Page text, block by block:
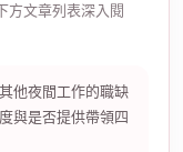
方文章列表深入閱
他夜間工作的職缺
與是否提供帶領四